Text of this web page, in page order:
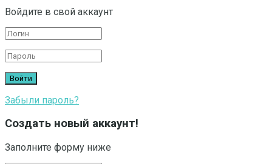
Войдите в свой аккаунт
Забыли пароль?
Создать новый аккаунт!
Заполните форму ниже